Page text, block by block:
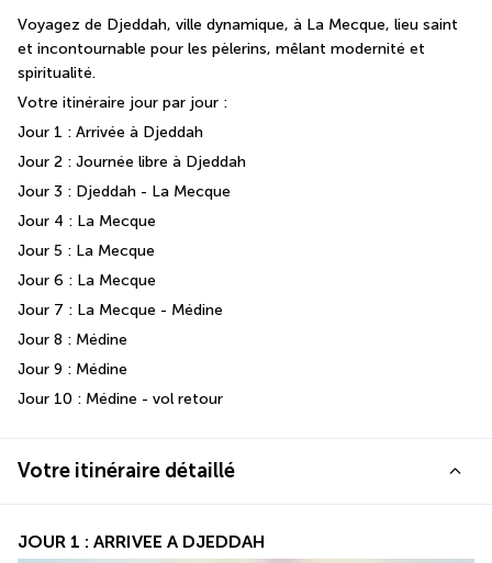
Voyagez de Djeddah, ville dynamique, à La Mecque, lieu saint
et incontournable pour les pèlerins, mêlant modernité et
spiritualité.
Votre itinéraire jour par jour :
Jour 1 : Arrivée à Djeddah
Jour 2 : Journée libre à Djeddah
Jour 3 : Djeddah - La Mecque
Jour 4 : La Mecque
Jour 5 : La Mecque
Jour 6 : La Mecque
Jour 7 : La Mecque - Médine
Jour 8 : Médine
Jour 9 : Médine
Jour 10 : Médine - vol retour
Votre itinéraire détaillé
JOUR 1 : ARRIVEE A DJEDDAH